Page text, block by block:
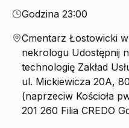
Godzina
Godzina 23:00
Miejsce
Cmentarz Łostowicki
nekrologu Udostępnij
technologię Zakład
ul. Mickiewicza 20A,
(naprzeciw Kościoła
201 260 Filia CREDO